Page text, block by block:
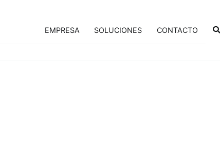
EMPRESA SOLUCIONES CONTACTO